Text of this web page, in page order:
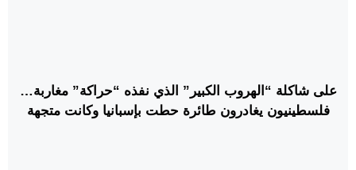
على شاكلة “الهروب الكبير” الذي نفذه “حراكة” مغاربة…
فلسطينيون يغادرون طائرة حطت بإسبانيا وكانت متجهة